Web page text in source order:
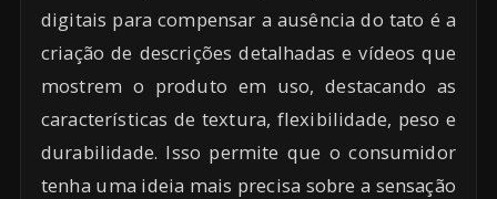
digitais para compensar a ausência do tato é a
criação de descrições detalhadas e vídeos que
mostrem o produto em uso, destacando as
características de textura, flexibilidade, peso e
durabilidade. Isso permite que o consumidor
tenha uma ideia mais precisa sobre a sensação